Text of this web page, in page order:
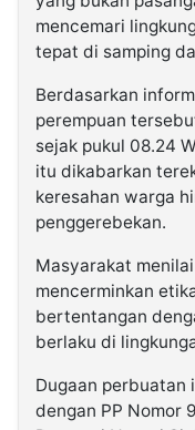
mencemari
tepat di samping
Berdasarkan
perempuan
sejak pukul 08.24
itu dikabarkan
keresahan warga
penggerebekan.
Masyarakat
mencerminkan
bertentangan
berlaku di
Dugaan
dengan PP Nomor